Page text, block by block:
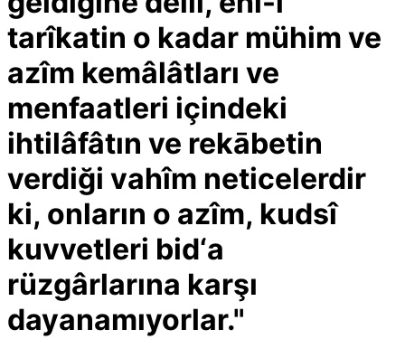
tarîkatin o kadar mühim ve
azîm kemâlâtları ve
menfaatleri içindeki
ihtilâfâtın ve rekābetin
verdiği vahîm neticelerdir
ki, onların o azîm, kudsî
kuvvetleri bid‘a
rüzgârlarına karşı
dayanamıyorlar."